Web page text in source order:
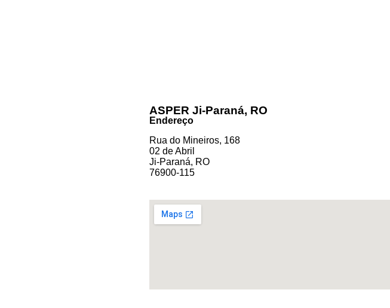
ASPER Ji-Paraná, RO
Endereço
Rua do Mineiros, 168
02 de Abril
Ji-Paraná, RO
76900-115